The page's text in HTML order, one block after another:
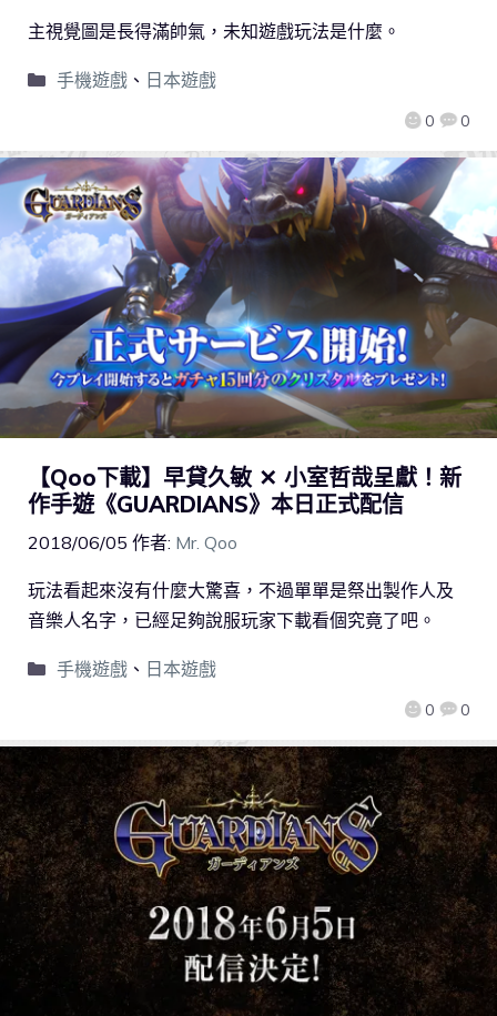
0 0
主視覺圖是長得滿帥氣，未知遊戲玩法是什麼。
手機遊戲、 日本遊戲
【Qoo下載】早貸久敏 ✕ 小室哲哉呈獻！新
作手遊《GUARDIANS》本日正式配信
2018/06/05 作者: Mr. Qoo
0 0
玩法看起來沒有什麼大驚喜，不過單單是祭出製作人及
音樂人名字，已經足夠說服玩家下載看個究竟了吧。
手機遊戲、 日本遊戲